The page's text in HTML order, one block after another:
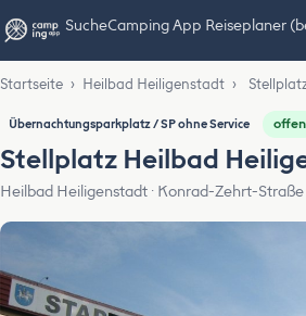
SucheCamping App Reiseplaner
Startseite › Heilbad Heiligenstadt ›
Übernachtungsparkplatz / SP ohne Service offen
Stellplatz Heilbad
Heilbad Heiligenstadt · Konrad-Zehrt-Straße